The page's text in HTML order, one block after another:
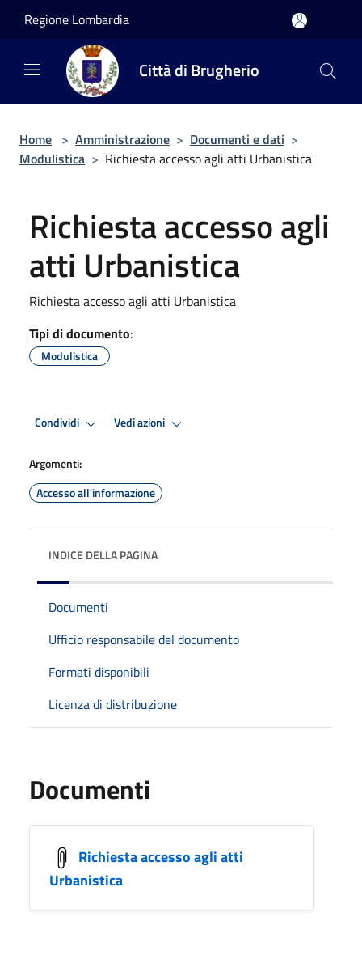
Regione Lombardia
Città di Brugherio
Home > Amministrazione > Documenti e dati >
Modulistica > Richiesta accesso agli atti Urbanistica
Richiesta accesso agli
atti Urbanistica
Richiesta accesso agli atti Urbanistica
Tipi di documento:
Modulistica
Condividi Vedi azioni
Argomenti:
Accesso all'informazione
INDICE DELLA PAGINA
Documenti
Ufficio responsabile del documento
Formati disponibili
Licenza di distribuzione
Documenti
Richiesta accesso agli atti
Urbanistica